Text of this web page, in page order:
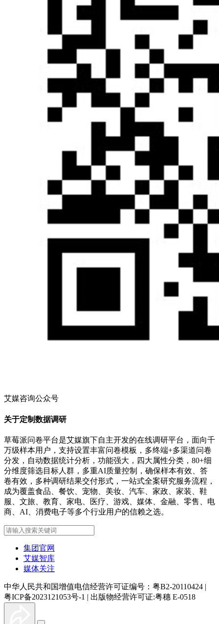
艾媒咨询公众号
关于定制数据调研
草莓派问卷平台是艾媒旗下自主开发的在线调研平台，面向千
万级样本用户，支持设置丰富问卷模板，多终端+多渠道问卷
分发，自动数据统计分析，功能强大，四大属性分类，80+细
分维度筛选目标人群，多重AI质量控制，确保样本有效、答
卷有效，多种调研结果交付形式，一站式全案研究服务流程，
成为覆盖食品、餐饮、宠物、美妆、汽车、家政、家装、鞋
服、文旅、教育、家电、医疗、游戏、媒体、金融、零售、电
商、AI、消费电子等多个行业用户的信赖之选。
集团官网
艾媒智库
媒体关注
中华人民共和国增值电信经营许可证编号：粤B2-20110424 |
粤ICP备2023121053号-1 | 出版物经营许可证:粤穗 E-0518